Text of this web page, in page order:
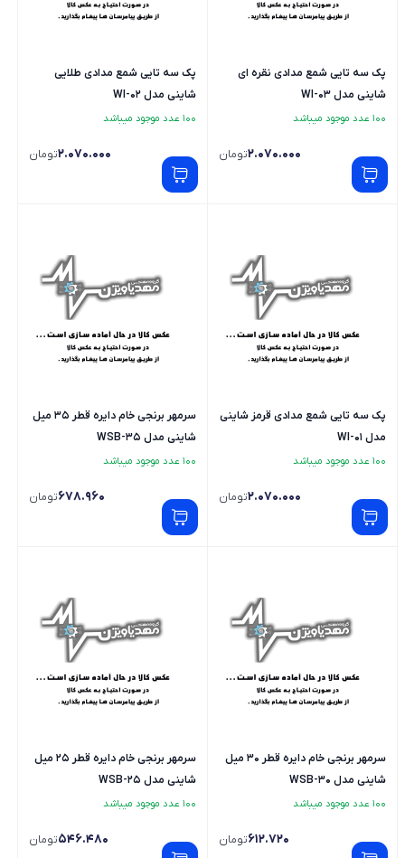
پک سه تایی شمع مدادی نقره ای
شاینی مدل WI-03
100 عدد موجود میباشد
2.070.000تومان
پک سه تایی شمع مدادی طلایی
شاینی مدل WI-02
100 عدد موجود میباشد
2.070.000تومان
پک سه تایی شمع مدادی قرمز شاینی
مدل WI-01
100 عدد موجود میباشد
2.070.000تومان
سرمهر برنجی خام دایره قطر 35 میل
شاینی مدل WSB-35
100 عدد موجود میباشد
678.960تومان
سرمهر برنجی خام دایره قطر 30 میل
شاینی مدل WSB-30
100 عدد موجود میباشد
612.720تومان
سرمهر برنجی خام دایره قطر 25 میل
شاینی مدل WSB-25
100 عدد موجود میباشد
546.480تومان